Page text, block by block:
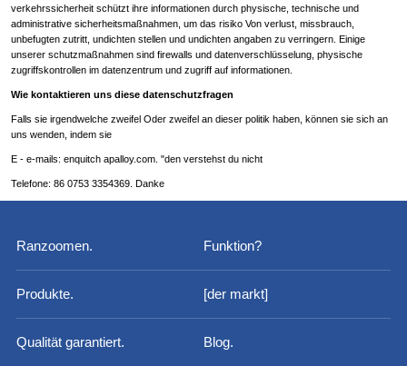
verkehrssicherheit schützt ihre informationen durch physische, technische und
administrative sicherheitsmaßnahmen, um das risiko Von verlust, missbrauch,
unbefugten zutritt, undichten stellen und undichten angaben zu verringern. Einige
unserer schutzmaßnahmen sind firewalls und datenverschlüsselung, physische
zugriffskontrollen im datenzentrum und zugriff auf informationen.
Wie kontaktieren uns diese datenschutzfragen
Falls sie irgendwelche zweifel Oder zweifel an dieser politik haben, können sie sich an
uns wenden, indem sie
E - e-mails: enquitch apalloy.com. "den verstehst du nicht
Telefone: 86 0753 3354369. Danke
Ranzoomen. Funktion?
Produkte. [der markt]
Qualität garantiert. Blog.